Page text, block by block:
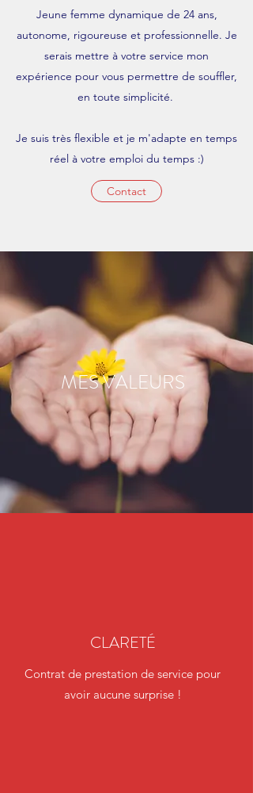
MES VALEURS
CLARETÉ
Contrat de prestation de service pour
avoir aucune surprise !
Jeune femme dynamique de 24 ans,
autonome, rigoureuse et professionnelle. Je
serais mettre à votre service mon
expérience pour vous permettre de souffler,
en toute simplicité.
Je suis très flexible et je m'adapte en temps
réel à votre emploi du temps :)
Contact